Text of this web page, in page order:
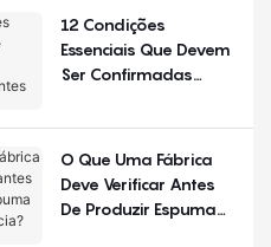
De Poliuretano
12 Condições
Essenciais Que Devem
Ser Confirmadas
Equipamentos Para
O Que Uma Fábrica
Deve Verificar Antes
De Produzir Espuma